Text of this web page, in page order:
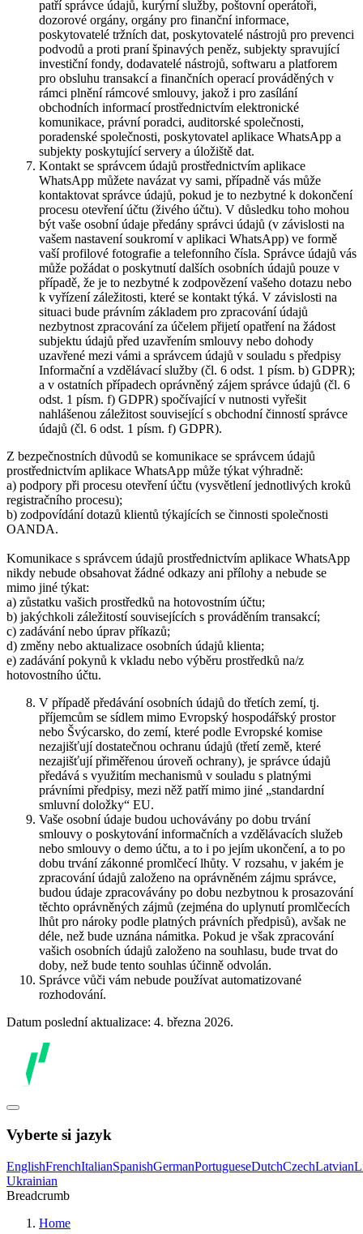
patří správce údajů, kurýrní služby, poštovní operátoři,
dozorové orgány, orgány pro finanční informace,
poskytovatelé tržních dat, poskytovatelé nástrojů pro prevenci
podvodů a proti praní špinavých peněz, subjekty spravující
investiční fondy, dodavatelé nástrojů, softwaru a platforem
pro obsluhu transakcí a finančních operací prováděných v
rámci plnění rámcové smlouvy, jakož i pro zasílání
obchodních informací prostřednictvím elektronické
komunikace, právní poradci, auditorské společnosti,
poradenské společnosti, poskytovatel aplikace WhatsApp a
subjekty poskytující servery a úložiště dat.
Kontakt se správcem údajů prostřednictvím aplikace
WhatsApp můžete navázat vy sami, případně vás může
kontaktovat správce údajů, pokud je to nezbytné k dokončení
procesu otevření účtu (živého účtu). V důsledku toho mohou
být vaše osobní údaje předány správci údajů (v závislosti na
vašem nastavení soukromí v aplikaci WhatsApp) ve formě
vaší profilové fotografie a telefonního čísla. Správce údajů vás
může požádat o poskytnutí dalších osobních údajů pouze v
případě, že je to nezbytné k zodpovězení vašeho dotazu nebo
k vyřízení záležitosti, které se kontakt týká. V závislosti na
situaci bude právním základem pro zpracování údajů
nezbytnost zpracování za účelem přijetí opatření na žádost
subjektu údajů před uzavřením smlouvy nebo dohody
uzavřené mezi vámi a správcem údajů v souladu s předpisy
Informační a vzdělávací služby (čl. 6 odst. 1 písm. b) GDPR);
a v ostatních případech oprávněný zájem správce údajů (čl. 6
odst. 1 písm. f) GDPR) spočívající v nutnosti vyřešit
nahlášenou záležitost související s obchodní činností správce
údajů (čl. 6 odst. 1 písm. f) GDPR).
Z bezpečnostních důvodů se komunikace se správcem údajů
prostřednictvím aplikace WhatsApp může týkat výhradně:
a) podpory při procesu otevření účtu (vysvětlení jednotlivých kroků
registračního procesu);
b) zodpovídání dotazů klientů týkajících se činnosti společnosti
OANDA.
Komunikace s správcem údajů prostřednictvím aplikace WhatsApp
nikdy nebude obsahovat žádné odkazy ani přílohy a nebude se
mimo jiné týkat:
a) zůstatku vašich prostředků na hotovostním účtu;
b) jakýchkoli záležitostí souvisejících s prováděním transakcí;
c) zadávání nebo úprav příkazů;
d) změny nebo aktualizace osobních údajů klienta;
e) zadávání pokynů k vkladu nebo výběru prostředků na/z
hotovostního účtu.
V případě předávání osobních údajů do třetích zemí, tj.
příjemcům se sídlem mimo Evropský hospodářský prostor
nebo Švýcarsko, do zemí, které podle Evropské komise
nezajišťují dostatečnou ochranu údajů (třetí země, které
nezajišťují přiměřenou úroveň ochrany), je správce údajů
předává s využitím mechanismů v souladu s platnými
právními předpisy, mezi něž patří mimo jiné „standardní
smluvní doložky“ EU.
Vaše osobní údaje budou uchovávány po dobu trvání
smlouvy o poskytování informačních a vzdělávacích služeb
nebo smlouvy o demo účtu, a to i po jejím ukončení, a to po
dobu trvání zákonné promlčecí lhůty. V rozsahu, v jakém je
zpracování údajů založeno na oprávněném zájmu správce,
budou údaje zpracovávány po dobu nezbytnou k prosazování
těchto oprávněných zájmů (zejména do uplynutí promlčecích
lhůt pro nároky podle platných právních předpisů), avšak ne
déle, než bude uznána námitka. Pokud je však zpracování
vašich osobních údajů založeno na souhlasu, bude trvat do
doby, než bude tento souhlas účinně odvolán.
Správce vůči vám nebude používat automatizované
rozhodování.
Datum poslední aktualizace: 4. března 2026.
Vyberte si jazyk
EnglishFrenchItalianSpanishGermanPortugueseDutchCzechLatvian
Ukrainian
Breadcrumb
Home